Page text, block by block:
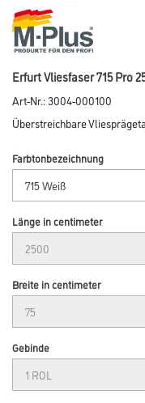
Erfurt Vliesfaser 715 Pro
Art-Nr.:3004-000100
Überstreichbare
Farbtonbezeichnung
Länge in centimeter
Breite in centimeter
Gebinde